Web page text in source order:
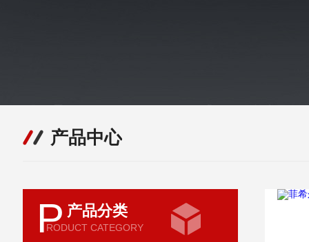
产品中心
P 产品分类
RODUCT CATEGORY